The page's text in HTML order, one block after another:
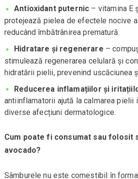
Antioxidant puternic – vitamina E
protejează pielea de efectele nocive
reducând îmbătrânirea prematură.
Hidratare și regenerare –
stimulează regenerarea celulară și
hidratării pielii, prevenind uscăciunea
Reducerea inflamațiilor și
antiinflamatorii ajută la calmarea pielii
diverse afecțiuni dermatologice.
Cum poate fi consumat sau folosit
avocado?
Sâmburele nu este comestibil în